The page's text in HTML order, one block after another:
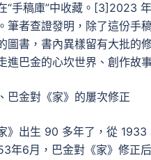
“手稿庫”中收藏。[3]2023
筆者查證發明，除了這份手
圖書，書內異樣留有大批的
進巴金的心坎世界、創作故
巴金對《家》的屢次修正
》出生 90 多年了，從
年6月，巴金對《家》修正